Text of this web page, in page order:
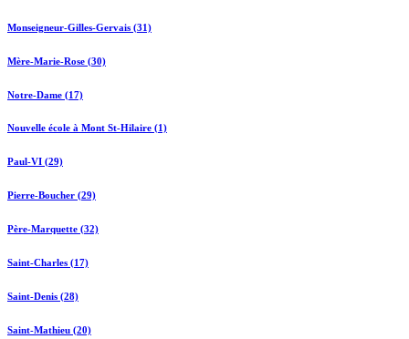
Monseigneur-Gilles-Gervais (31)
Mère-Marie-Rose (30)
Notre-Dame (17)
Nouvelle école à Mont St-Hilaire (1)
Paul-VI (29)
Pierre-Boucher (29)
Père-Marquette (32)
Saint-Charles (17)
Saint-Denis (28)
Saint-Mathieu (20)